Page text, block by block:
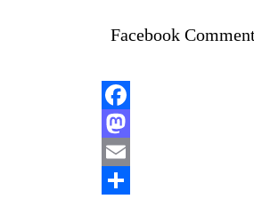
Facebook
Facebook
Mastodon
Email